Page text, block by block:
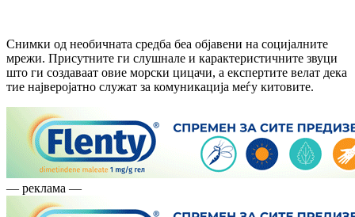
Снимки од необичната средба беа објавени на социјалните
мрежи. Присутните ги слушнале и карактеристичните звуци
што ги создаваат овие морски цицачи, а експертите велат дека
тие најверојатно служат за комуникација меѓу китовите.
— реклама —